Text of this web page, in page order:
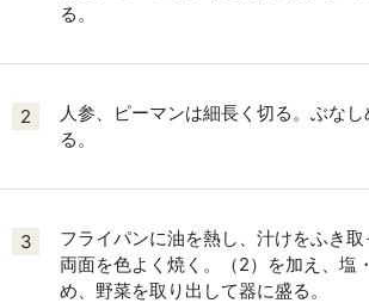
る。
2
人参、ピーマンは細長く切る。ぶな
る。
3
フライパンに油を熱し、汁けをふき取
両面を色よく焼く。（2）を加え、塩
め、野菜を取り出して器に盛る。